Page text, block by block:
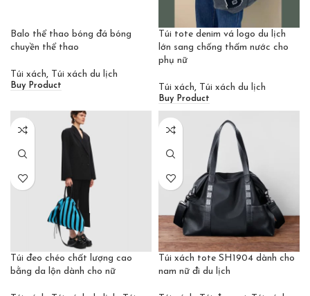
Balo thể thao bóng đá bóng
chuyền thể thao
Túi xách, Túi xách du lịch
Buy Product
Túi tote denim vá logo du lịch
lớn sang chống thấm nước cho
phụ nữ
Túi xách, Túi xách du lịch
Buy Product
Túi đeo chéo chất lượng cao
bằng da lộn dành cho nữ
Túi xách tote SH1904 dành cho
nam nữ đi du lịch